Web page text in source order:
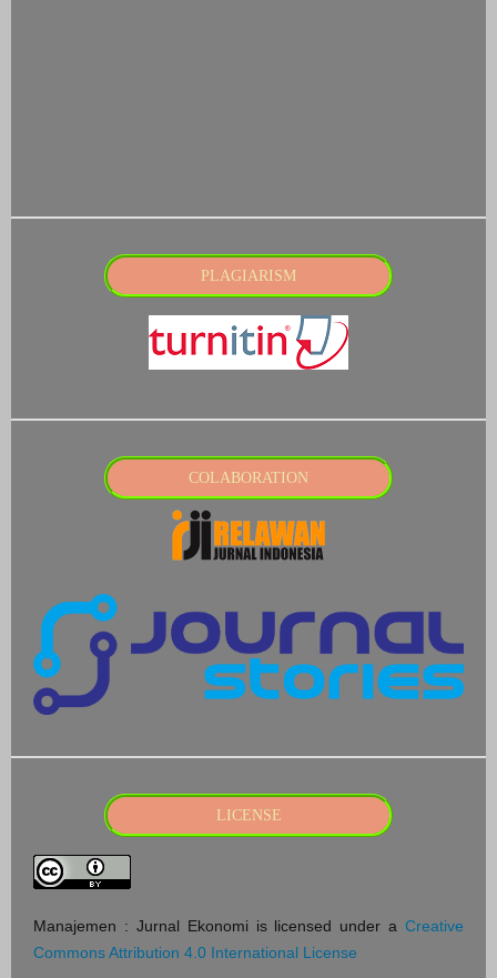
PLAGIARISM
COLABORATION
LICENSE
Manajemen : Jurnal Ekonomi is licensed under a Creative
Commons Attribution 4.0 International License